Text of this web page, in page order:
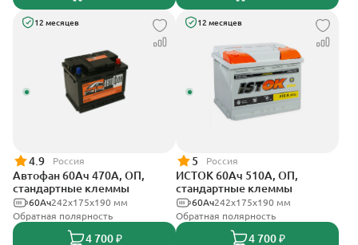
12 месяцев
4.9 Россия
Автофан 60Ач 470А, ОП,
стандартные клеммы
242х175х190 мм
60Ач
Обратная полярность
4 700 ₽
12 месяцев
5 Россия
ИСТОК 60Ач 510А, ОП,
стандартные клеммы
242x175x190 мм
60Ач
Обратная полярность
4 700 ₽